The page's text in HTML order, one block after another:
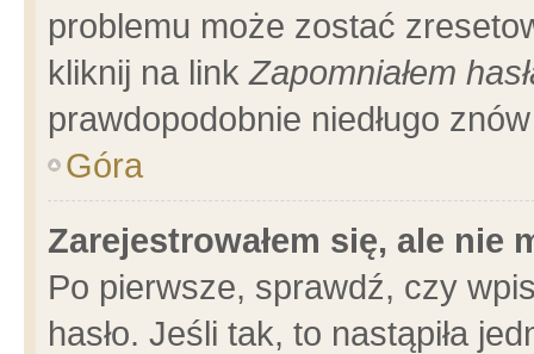
problemu może zostać
kliknij na linkZapomniałem
prawdopodobnie niedługo
Góra
Zarejestrowałem się, ale nie
Po pierwsze, sprawdź, czy
hasło. Jeśli tak, to nastąpiła